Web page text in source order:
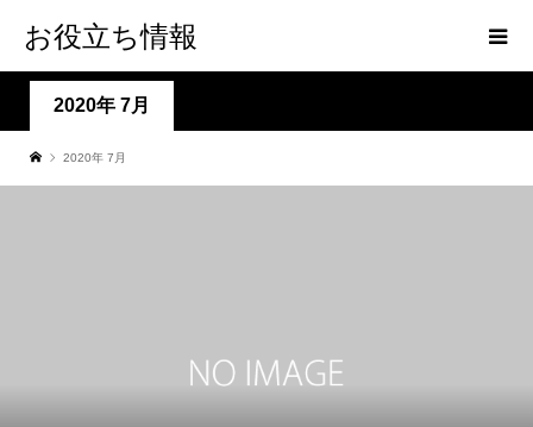
お役立ち情報
2020年 7月
2020年 7月